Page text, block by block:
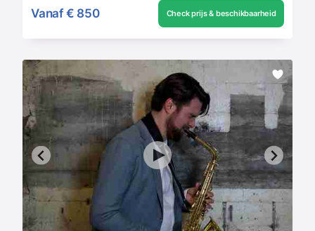
Vanaf € 850 Check prijs & beschikbaarheid